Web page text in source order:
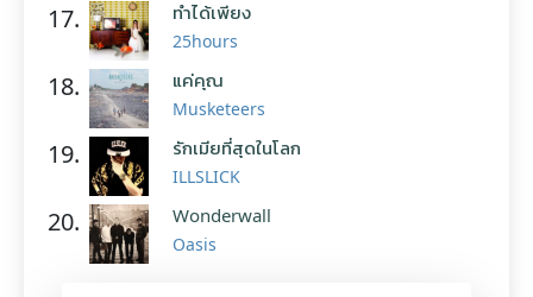
17. ทำได้เพียง
25hours
18. แค่คุณ
Musketeers
19. รักเมียที่สุดในโลก
ILLSLICK
20. Wonderwall
Oasis